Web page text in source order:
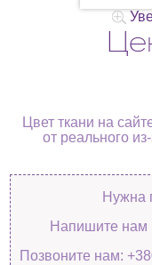
Цвет ткани на
от реального
Нужна
Напишите нам
Позвоните нам: